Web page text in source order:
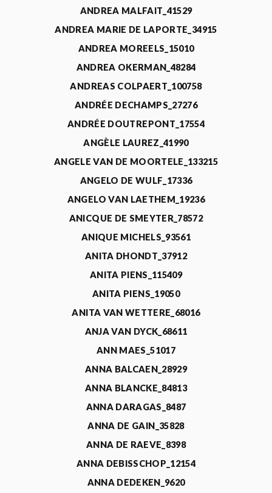
ANDREA MALFAIT_41529
ANDREA MARIE DE LAPORTE_34915
ANDREA MOREELS_15010
ANDREA OKERMAN_48284
ANDREAS COLPAERT_100758
ANDRÉE DECHAMPS_27276
ANDRÉE DOUTREPONT_17554
ANGÈLE LAUREZ_41990
ANGELE VAN DE MOORTELE_133215
ANGELO DE WULF_17336
ANGELO VAN LAETHEM_19236
ANICQUE DE SMEYTER_78572
ANIQUE MICHELS_93561
ANITA DHONDT_37912
ANITA PIENS_115409
ANITA PIENS_19050
ANITA VAN WETTERE_68016
ANJA VAN DYCK_68611
ANN MAES_51017
ANNA BALCAEN_28929
ANNA BLANCKE_84813
ANNA DARAGAS_8487
ANNA DE GAIN_35828
ANNA DE RAEVE_8398
ANNA DEBISSCHOP_12154
ANNA DEDEKEN_9620